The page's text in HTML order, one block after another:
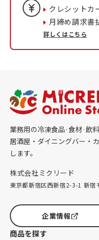
クレシットカ
月締め請求書
詳しくはこちら
業務用の冷凍食品·食材·飲
居酒屋・ダイニングバー・
します。
株式会社ミクリード
東京都新宿区西新宿2-3-1 新宿
企業情報
商品を探す